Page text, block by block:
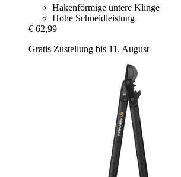
Hakenförmige untere Klinge
Hohe Schneidleistung
€ 62,99
Gratis Zustellung bis 11. August